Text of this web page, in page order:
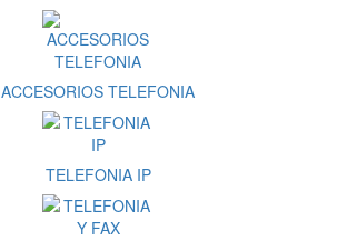
ACCESORIOS TELEFONIA
TELEFONIA IP